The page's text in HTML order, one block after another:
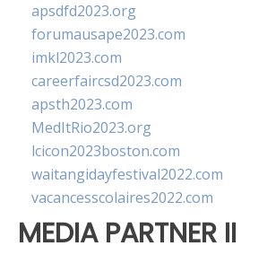
apsdfd2023.org
forumausape2023.com
imkl2023.com
careerfaircsd2023.com
apsth2023.com
MedItRio2023.org
lcicon2023boston.com
waitangidayfestival2022.com
vacancesscolaires2022.com
MEDIA PARTNER II